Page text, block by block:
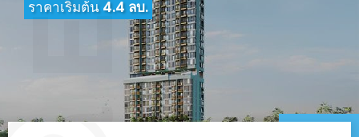
ราคาเริ่มต้น 4.4 ลบ.